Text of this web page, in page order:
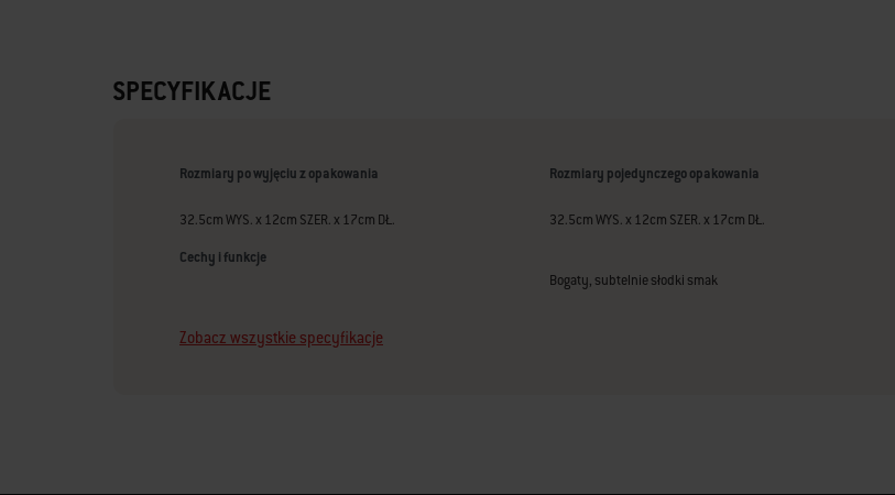
SPECYFIKACJE
Rozmiary po wyjęciu z opakowania
32.5cm WYS. x 12cm SZER. x 17cm DŁ.
Rozmiary pojedynczego opakowania
32.5cm WYS. x 12cm SZER. x 17cm DŁ.
Cechy i funkcje
Bogaty, subtelnie słodki smak
Zobacz wszystkie specyfikacje